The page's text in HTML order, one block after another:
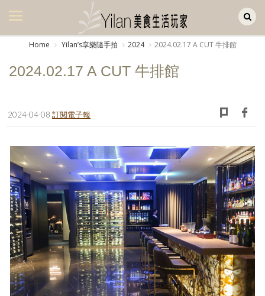
美食集
生活風
書房集
日記簿
餐桌週記
享樂隨手拍
照相簿
Home Yilanʼs享樂隨手拍 2024 2024.02.17 A CUT 牛排館
2024.02.17 A CUT 牛排館
2024-04-08 訂閱電子報